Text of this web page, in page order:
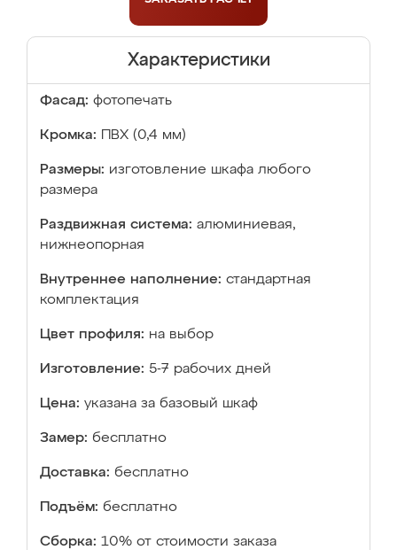
Характеристики
Фасад: фотопечать
Кромка: ПВХ (0,4 мм)
Размеры: изготовление шкафа любого
размера
Раздвижная система: алюминиевая,
нижнеопорная
Внутреннее наполнение: стандартная
комплектация
Цвет профиля: на выбор
Изготовление: 5-7 рабочих дней
Цена: указана за базовый шкаф
Замер: бесплатно
Доставка: бесплатно
Подъём: бесплатно
Сборка: 10% от стоимости заказа